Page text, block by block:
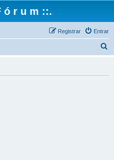
ó r u m ::.
Entrar
Registrar